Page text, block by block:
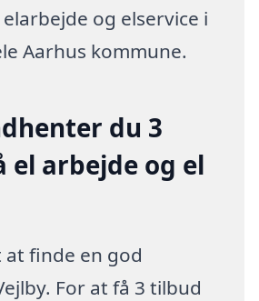
og elservice i
Aarhus kommune.
du 3
el arbejde og el
at finde en god
For at få 3 tilbud